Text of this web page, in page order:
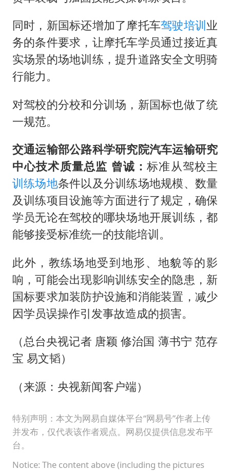
同时，新国标还增加了摩托车驾驶培训业
务的条件要求，让摩托车学员通过接近真
实场景的场地训练，提升道路安全文明骑
行能力。
对驾校的分校和分训场，新国标也做了统
一规范。
交通运输部公路科学研究院汽车运输研究
中心技术质量总监 曾诚：标准从驾校主
训练场地条件以及分训练场地规模、数量
及训练项目设施等方面进行了规定，确保
学员无论在驾校的哪块场地开展训练，都
能够接受标准统一的技能培训。
此外，教练场地受到地形、地貌等的影
响，可能会出现影响训练安全的隐患，新
国标要求加装防护设施和消能装置，减少
因学员误操作引发事故造成的损害。
（总台央视记者 唐颖 修治国 薄书宁 范存
宝 易文韬）
（来源：央视新闻客户端）
特别声明：本文为网易自媒体平台“网易号”作者上传
并发布，仅代表该作者观点。网易仅提供信息发布平
台。
Notice: The content above (including the pictures